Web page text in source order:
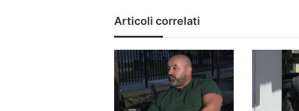
Articoli correlati